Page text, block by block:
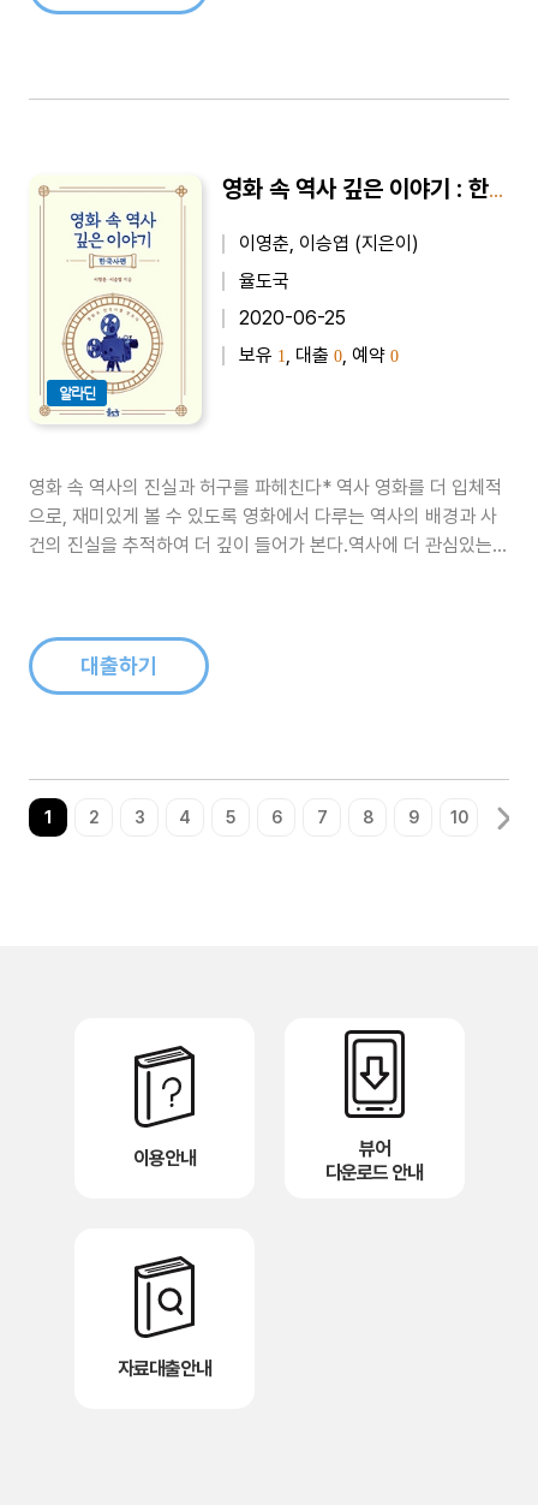
알라딘
영화 속 역사 깊은 이야기 : 한국사편 - 영화로 한국사를 엿보다
이영춘, 이승엽 (지은이)
율도국
2020-06-25
보유 1 , 대출 0 , 예약 0
영화 속 역사의 진실과 허구를 파헤친다* 역사 영화를 더 입체적
으로, 재미있게 볼 수 있도록 영화에서 다루는 역사의 배경과 사
건의 진실을 추적하여 더 깊이 들어가 본다.역사에 더 관심있는
더하여 가상역사를..
대출하기
1 2 3 4 5 6 7 8 9 10
이용안내
뷰어
다운로드 안내
자료대출안내